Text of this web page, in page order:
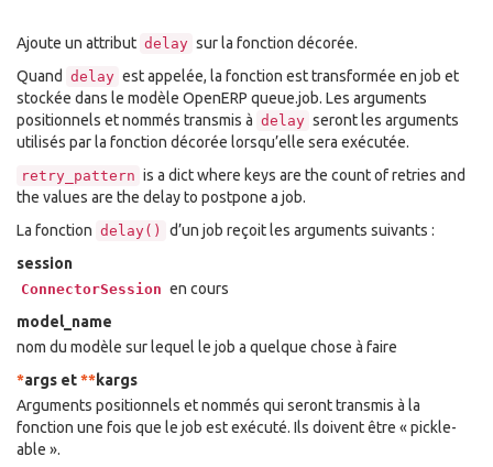
Ajoute un attribut delay sur la fonction décorée.
Quand delay est appelée, la fonction est transformée en job et
stockée dans le modèle OpenERP queue.job. Les arguments
positionnels et nommés transmis à delay seront les arguments
utilisés par la fonction décorée lorsqu’elle sera exécutée.
retry_pattern is a dict where keys are the count of retries and
the values are the delay to postpone a job.
La fonction delay()
d’un job reçoit les arguments suivants :
session
ConnectorSession en cours
model_name
nom du modèle sur lequel le job a quelque chose à faire
*args et**kargs
Arguments positionnels et nommés qui seront transmis à la
fonction une fois que le job est exécuté. Ils doivent être « pickle-
able ».